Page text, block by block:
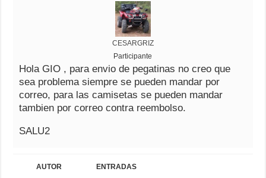
CESARGRIZ
Participante
Hola GIO , para envio de pegatinas no creo que
sea problema siempre se pueden mandar por
correo, para las camisetas se pueden mandar
tambien por correo contra reembolso.
SALU2
AUTOR ENTRADAS